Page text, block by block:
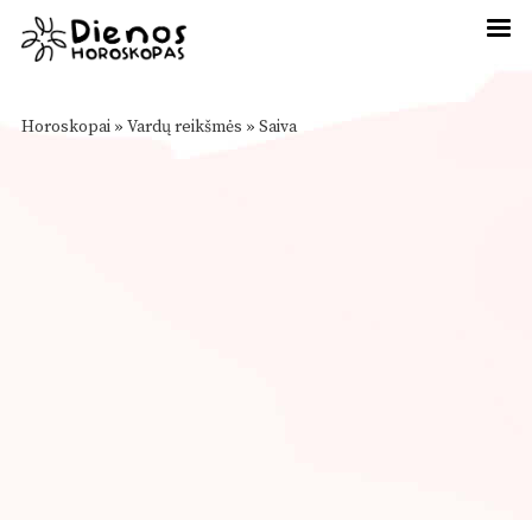
Horoskopai » Vardų reikšmės » Saiva